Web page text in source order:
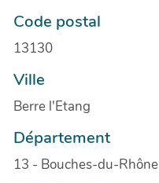
Code postal
13130
Ville
Berre l'Etang
Département
13 - Bouches-du-Rhône